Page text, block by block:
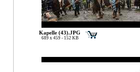
Kapelle (43).JPG
689 x 459 - 152 KB